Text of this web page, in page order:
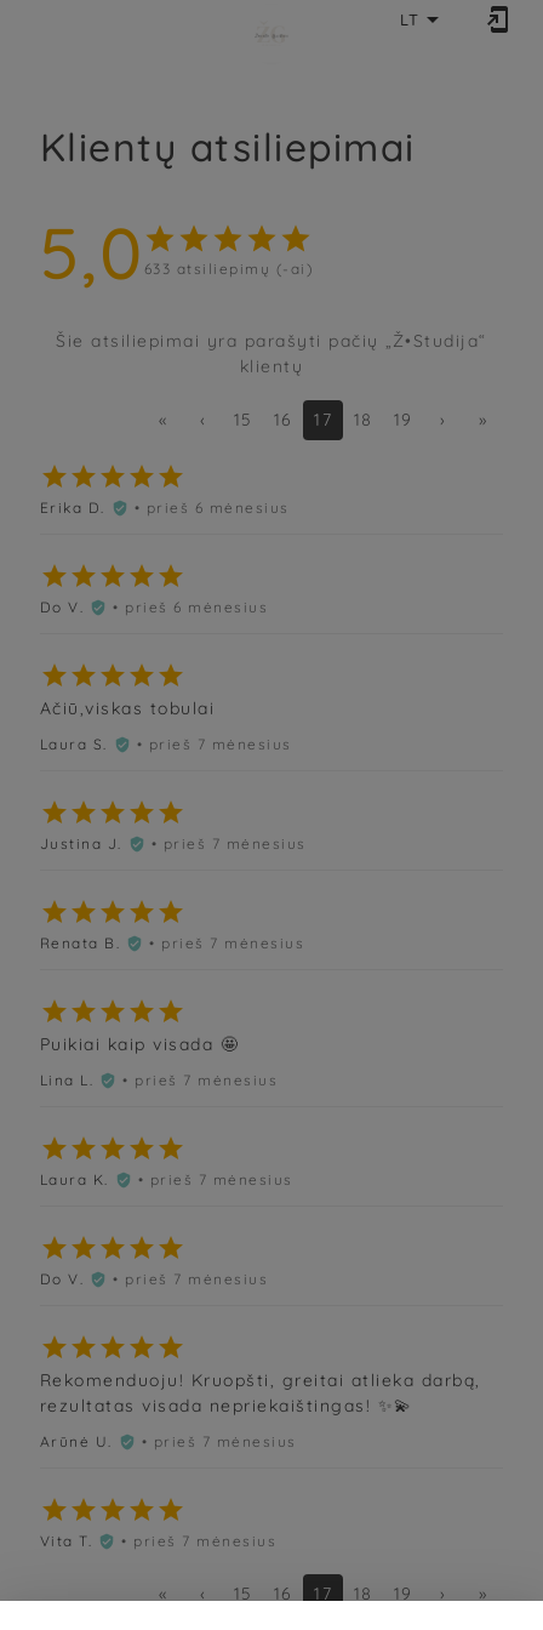
LT  
Klientų atsiliepimai
5,0     
633 atsiliepimų (-ai)
Šie atsiliepimai yra parašyti pačių „Ž•Studija“
klientų
« ‹ 15 16 17 18 19 › »

Erika D.  • prieš 6 mėnesius

Do V.  • prieš 6 mėnesius

Ačiū,viskas tobulai
Laura S.  • prieš 7 mėnesius

Justina J.  • prieš 7 mėnesius

Renata B.  • prieš 7 mėnesius

Puikiai kaip visada 🤩
Lina L.  • prieš 7 mėnesius

Laura K.  • prieš 7 mėnesius

Do V.  • prieš 7 mėnesius

Rekomenduoju! Kruopšti, greitai atlieka darbą,
rezultatas visada nepriekaištingas! ✨️💫
Arūnė U.  • prieš 7 mėnesius

Vita T.  • prieš 7 mėnesius
« ‹ 15 16 17 18 19 › »